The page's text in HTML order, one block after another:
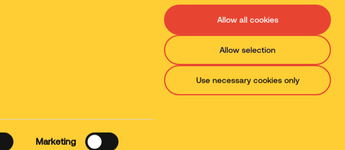
Marketing
Allow all cookies
Allow selection
Use necessary cookies only
korzystania z witryny Polityka prywatności i plików cookies